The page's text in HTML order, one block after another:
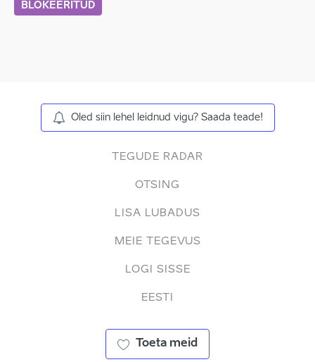
BLOKEERITUD
Oled siin lehel leidnud vigu? Saada teade!
TEGUDE RADAR
OTSING
LISA LUBADUS
MEIE TEGEVUS
LOGI SISSE
EESTI
Toeta meid